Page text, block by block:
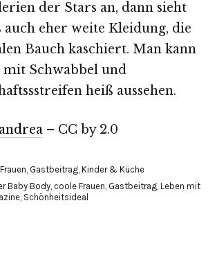
der Stars an, dann sieht
auch eher weite Kleidung, die
Bauch kaschiert. Man kann
Schwabbel und
heiß aussehen.
andrea – CC by 2.0
, Gastbeitrag, Kinder & Küche
Baby Body, coole Frauen, Gastbeitrag, Leben mit
, Schönheitsideal